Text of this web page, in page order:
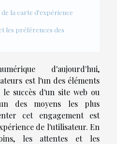
la carte d'expérience
les préférences des
d'aujourd'hui,
est l'un des éléments
succès d'un site web ou
des moyens les plus
cet engagement est
de l'utilisateur. En
les attentes et les